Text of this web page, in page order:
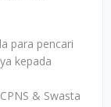
para pencari
kepada
& Swasta